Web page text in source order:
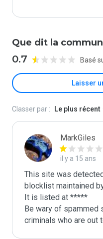
Que dit la
0.7 Basé
Laisser
Classer par : Le plus récent
MarkGiles
il y a 15 ans
This site was
blocklist maintained
It is listed at *****
Be wary of spammed
criminals who are out